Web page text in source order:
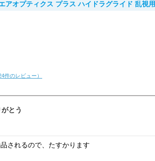
アオプティクス プラス ハイドラグライド 乱視用
24件のレビュー）
とう
されるので、たすかります